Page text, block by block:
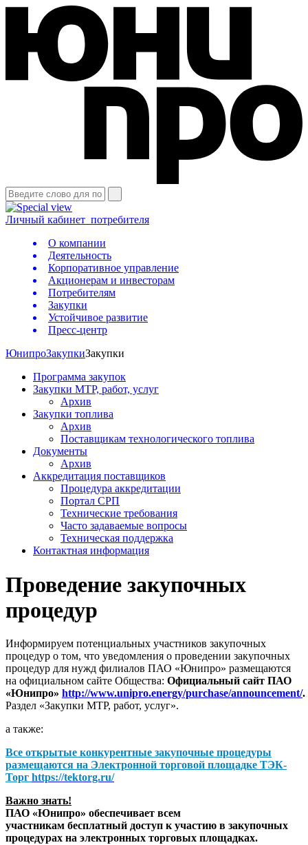
Личный кабинет потребителя
О компании
Деятельность
Корпоративное управление
Акционерам и инвесторам
Потребителям
Закупки
Устойчивое развитие
Пресс-центр
ЮнипроЗакупкиЗакупки
Программа закупок
Закупки МТР, работ, услуг
Архив
Закупки топлива
Архив
Поставщикам технологического топлива
Документы
Архив
Аккредитация поставщиков
Процедура аккредитации
Портал СРП
Технические требования
Часто задаваемые вопросы
Техническая поддержка
Контактная информация
Проведение закупочных
процедур
Информируем потенциальных участников закупочных
процедур о том, что уведомления о проведении закупочных
процедур для нужд филиалов ПАО «Юнипро» размещаются
на официальном сайте Общества: Официальный сайт ПАО
«Юнипро» http://www.unipro.energy/purchase/announcement/.
Раздел «Закупки МТР, работ, услуг».
а также:
Все открытые конкурентные закупочные процедуры
размещаются на Электронной торговой площадке ТЭК-
Торг https://tektorg.ru/
Важно знать!
ПАО «Юнипро» обеспечивает всем
участникам бесплатный доступ к участию в закупочных
процедурах на электронных торговых площадках.